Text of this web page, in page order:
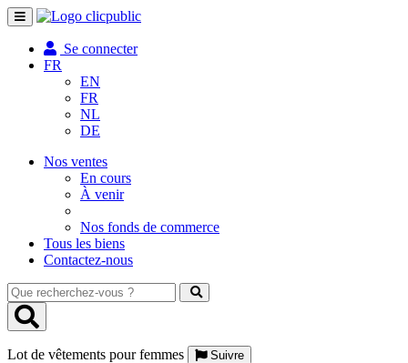
Toggle
navigation
Se connecter
FR
EN
FR
NL
DE
Nos ventes
En cours
À venir
Nos fonds de commerce
Tous les biens
Contactez-nous
Que
recherchez-
vous
Lot de vêtements pour femmes
Suivre